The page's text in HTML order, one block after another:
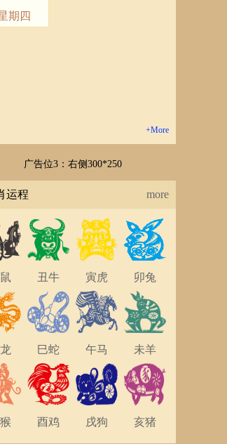
期四
+More
广告位3：右侧300*250
运程 more
丑牛 寅虎 卯兔
巳蛇 午马 未羊
酉鸡 戌狗 亥猪